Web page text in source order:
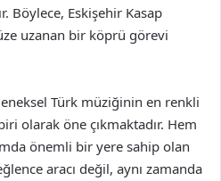
Böylece, Eskişehir Kasap
uzanan bir köprü görevi
Türk müziğinin en renkli
olarak öne çıkmaktadır. Hem
önemli bir yere sahip olan
aracı değil, aynı zamanda